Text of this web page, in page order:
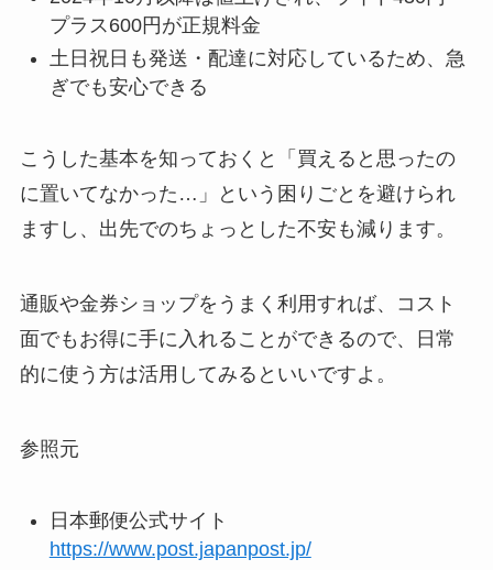
プラス600円が正規料金
土日祝日も発送・配達に対応しているため、急
ぎでも安心できる
こうした基本を知っておくと「買えると思ったの
に置いてなかった…」という困りごとを避けられ
ますし、出先でのちょっとした不安も減ります。
通販や金券ショップをうまく利用すれば、コスト
面でもお得に手に入れることができるので、日常
的に使う方は活用してみるといいですよ。
参照元
日本郵便公式サイト
https://www.post.japanpost.jp/